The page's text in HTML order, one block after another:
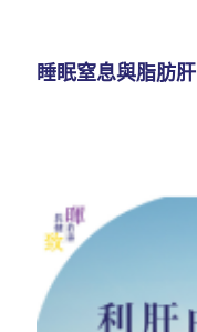
睡眠窒息與脂肪肝